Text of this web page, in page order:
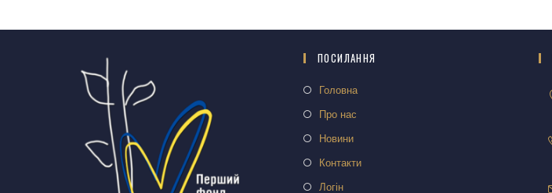
ПОСИЛАННЯ
Головна
Про нас
Новини
Контакти
Логін